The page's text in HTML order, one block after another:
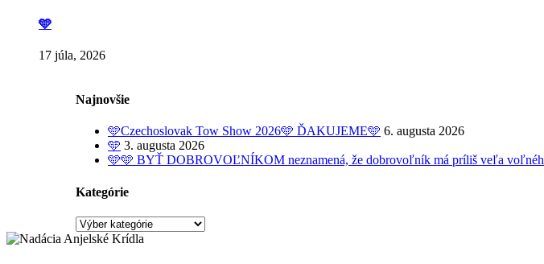
🩵
17 júla, 2026
Najnovšie
🩵Czechoslovak Tow Show 2026🩵 ĎAKUJEME🩵 6. augusta 2026
🩵 3. augusta 2026
🩵🩵 BYŤ DOBROVOĽNÍKOM neznamená, že dobrovoľník má príliš veľa
Kategórie
Kategórie